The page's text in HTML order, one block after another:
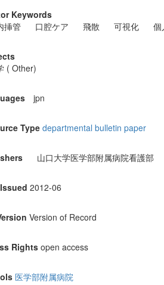
Keywords
挿管
口腔ケア 飛散 可視化 個
( Other)
jpn
Type departmental bulletin paper
山口大学医学部附属病院看護部
2012-06
Version of Record
Rights open access
医学部附属病院